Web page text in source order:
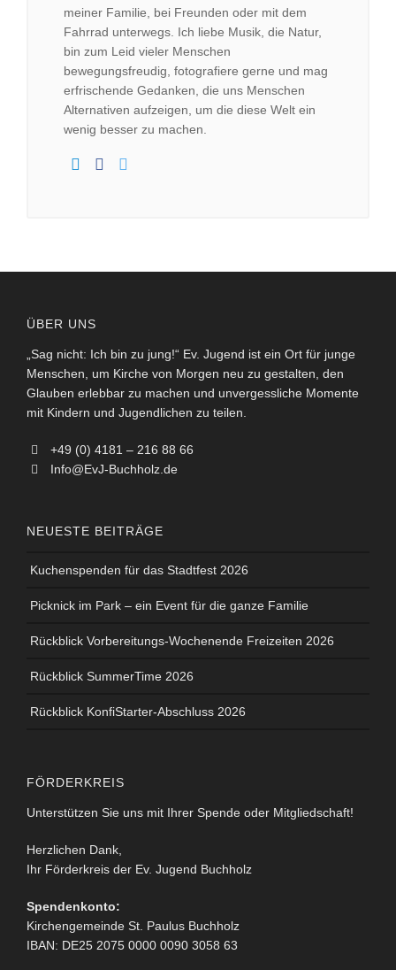
meiner Familie, bei Freunden oder mit dem
Fahrrad unterwegs. Ich liebe Musik, die Natur,
bin zum Leid vieler Menschen
bewegungsfreudig, fotografiere gerne und mag
erfrischende Gedanken, die uns Menschen
Alternativen aufzeigen, um die diese Welt ein
wenig besser zu machen.
ÜBER UNS
„Sag nicht: Ich bin zu jung!“ Ev. Jugend ist ein Ort für junge
Menschen, um Kirche von Morgen neu zu gestalten, den
Glauben erlebbar zu machen und unvergessliche Momente
mit Kindern und Jugendlichen zu teilen.
+49 (0) 4181 – 216 88 66
Info@EvJ-Buchholz.de
NEUESTE BEITRÄGE
Kuchenspenden für das Stadtfest 2026
Picknick im Park – ein Event für die ganze Familie
Rückblick Vorbereitungs-Wochenende Freizeiten 2026
Rückblick SummerTime 2026
Rückblick KonfiStarter-Abschluss 2026
FÖRDERKREIS
Unterstützen Sie uns mit Ihrer Spende oder Mitgliedschaft!
Herzlichen Dank,
Ihr Förderkreis der Ev. Jugend Buchholz
Spendenkonto:
Kirchengemeinde St. Paulus Buchholz
IBAN: DE25 2075 0000 0090 3058 63